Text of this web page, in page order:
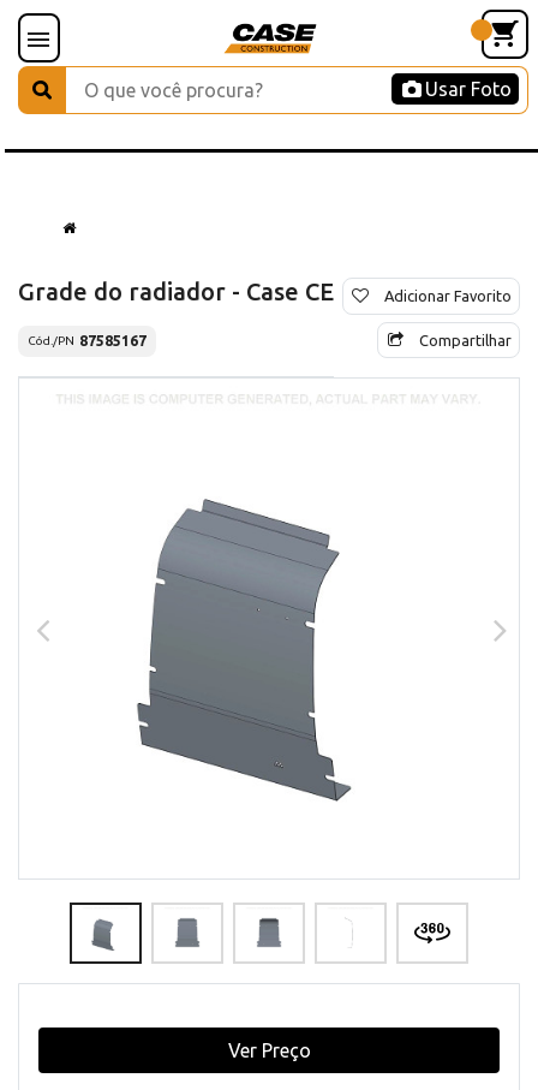
Usar Foto
Grade do radiador - Case CE
Cód./PN 87585167
Adicionar Favorito
Compartilhar
Ver Preço